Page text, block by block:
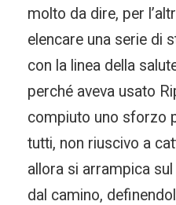
molto da dire, per
elencare una serie di
con la linea della
perché aveva usato
compiuto uno sforzo
tutti, non riuscivo a
allora si arrampica
dal camino,